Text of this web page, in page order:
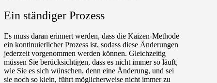
Ein ständiger Prozess
Es muss daran erinnert werden, dass die Kaizen-Methode
ein kontinuierlicher Prozess ist, sodass diese Änderungen
jederzeit vorgenommen werden können. Gleichzeitig
müssen Sie berücksichtigen, dass es nicht immer so läuft,
wie Sie es sich wünschen, denn eine Änderung, und sei
sie noch so klein, führt möglicherweise nicht immer zu